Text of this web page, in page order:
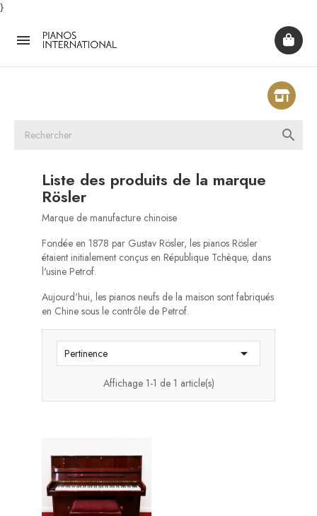
}


Liste des produits de la marque
Rösler
Marque de manufacture chinoise
Fondée en 1878 par Gustav Rösler, les pianos Rösler
étaient initialement conçus en République Tchèque, dans
l'usine Petrof.
Aujourd'hui, les pianos neufs de la maison sont fabriqués
en Chine sous le contrôle de Petrof.
Pertinence 
Affichage 1-1 de 1 article(s)